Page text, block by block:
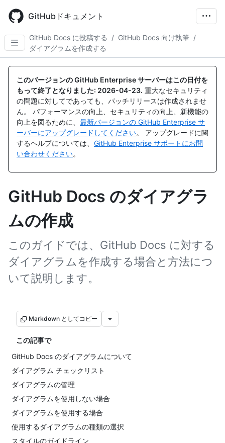
main
content
GitHubドキュメント
GitHub Docs に投稿する / GitHub Docs 向け執筆 /
ダイアグラムを作成する
このバージョンの GitHub Enterprise サーバーはこの日付を
もって終了となりました: 2026-04-23. 重大なセキュリティ
の問題に対してであっても、パッチリリースは作成されませ
ん。 パフォーマンスの向上、セキュリティの向上、新機能の
向上を図るために、 最新バージョンの GitHub Enterprise サ
ーバーにアップグレードしてください。 アップグレードに関
するヘルプについては、 GitHub Enterprise サポートにお問
い合わせください。
GitHub Docs のダイアグラ
ムの作成
このガイドでは、GitHub Docs に対する
ダイアグラムを作成する場合と方法につ
いて説明します。
Markdown としてコピー
この記事で
GitHub Docs のダイアグラムについて
ダイアグラム チェックリスト
ダイアグラムの管理
ダイアグラムを使用しない場合
ダイアグラムを使用する場合
使用するダイアグラムの種類の選択
スタイルのガイドライン